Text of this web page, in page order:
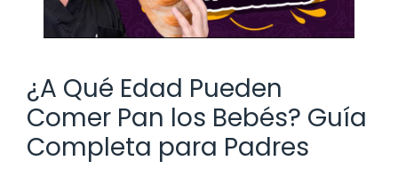
¿A Qué Edad Pueden
Comer Pan los Bebés? Guía
Completa para Padres